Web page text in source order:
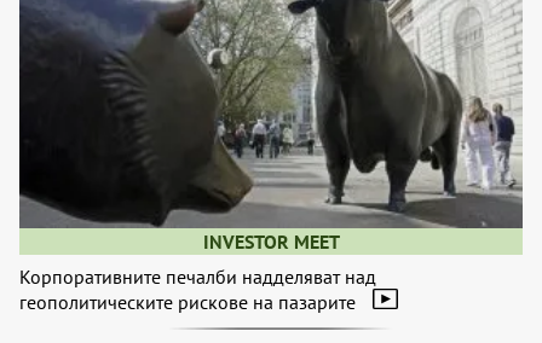
INVESTOR MEET
Корпоративните печалби надделяват над
геополитическите рискове на пазарите